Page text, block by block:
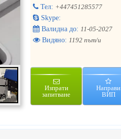
Тел: +447451285577
Skype:
Валидна до: 11-05-2027
Видяно: 1192 път/и
Изпрати
запитване
Направи
ВИП